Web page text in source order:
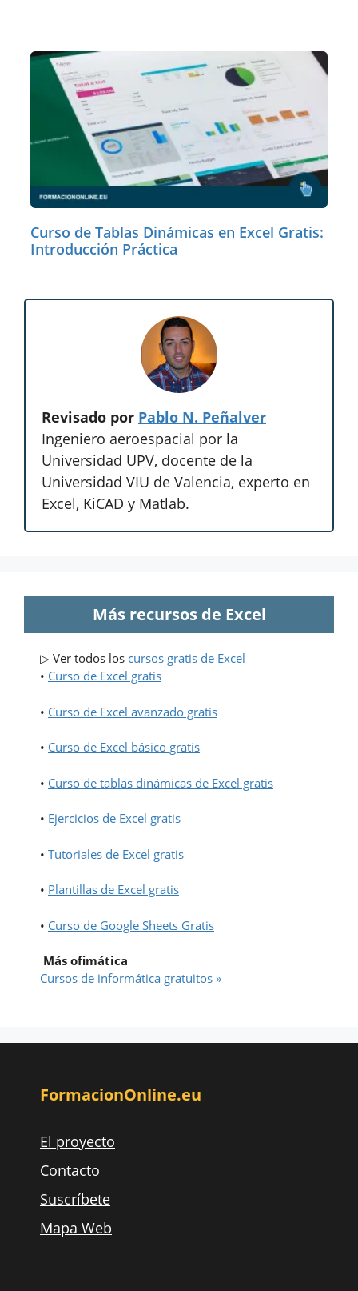
Curso de Tablas Dinámicas en Excel Gratis:
Introducción Práctica
Revisado por Pablo N. Peñalver
Ingeniero aeroespacial por la
Universidad UPV, docente de la
Universidad VIU de Valencia, experto en
Excel, KiCAD y Matlab.
Más recursos de Excel
▷ Ver todos los cursos gratis de Excel
• Curso de Excel gratis
• Curso de Excel avanzado gratis
• Curso de Excel básico gratis
• Curso de tablas dinámicas de Excel gratis
• Ejercicios de Excel gratis
• Tutoriales de Excel gratis
• Plantillas de Excel gratis
• Curso de Google Sheets Gratis
Más ofimática
Cursos de informática gratuitos »
FormacionOnline.eu
El proyecto
Contacto
Suscríbete
Mapa Web